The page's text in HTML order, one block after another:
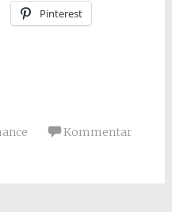
Pinterest
Kommentar